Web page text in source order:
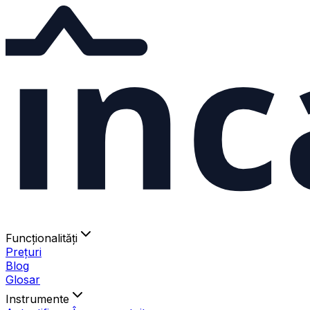
Funcționalități
Prețuri
Blog
Glosar
Instrumente